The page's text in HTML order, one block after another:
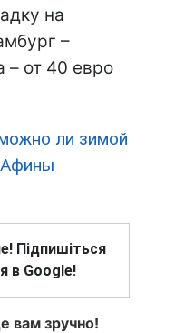
на
–
– от 40 евро
ли зимой
Афины
Підпишіться
в Google!
вам зручно!